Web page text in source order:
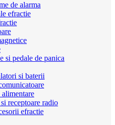
de alarma
efractie
si pedale de panica
si baterii
alimentare
receptoare radio
efractie